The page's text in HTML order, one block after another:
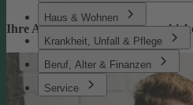
Haus & Wohnen
Krankheit, Unfall & Pflege
Beruf, Alter & Finanzen
Service
Ihre Absicherung bei